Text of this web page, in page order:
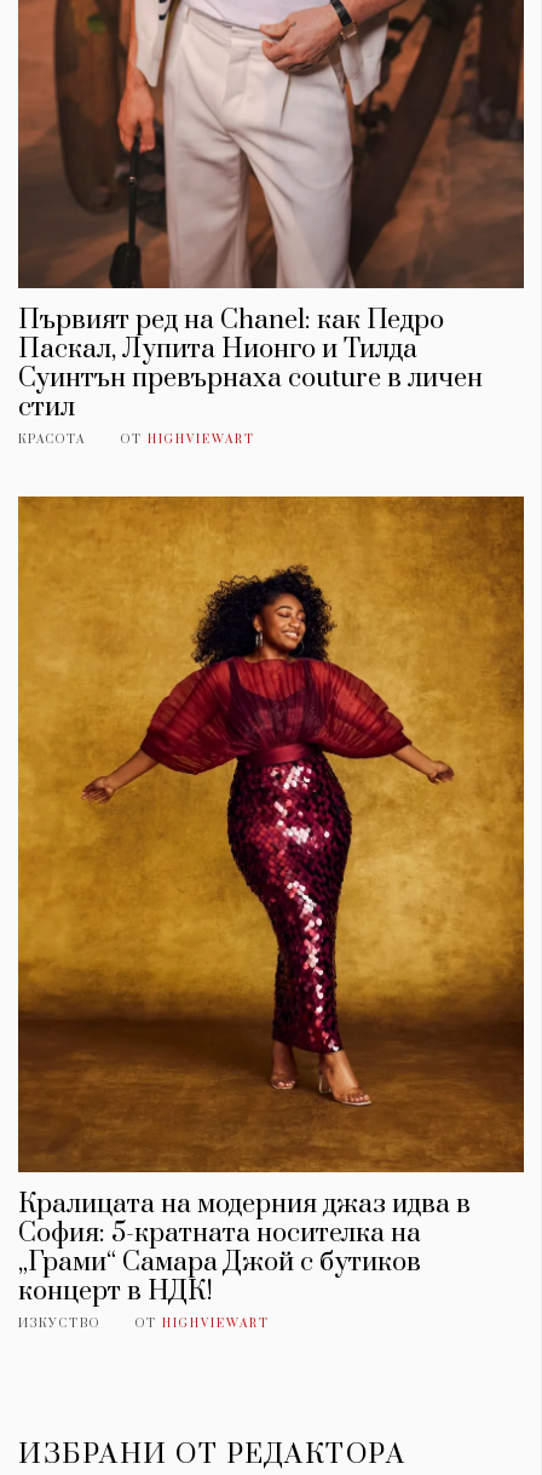
Първият ред на Chanel: как Педро
Паскал, Лупита Нионго и Тилда
Суинтън превърнаха couture в личен
стил
КРАСОТА ОТ HIGHVIEWART
Кралицата на модерния джаз идва в
София: 5-кратната носителка на
„Грами“ Самара Джой с бутиков
концерт в НДК!
ИЗКУСТВО ОТ HIGHVIEWART
ИЗБРАНИ ОТ РЕДАКТОРА